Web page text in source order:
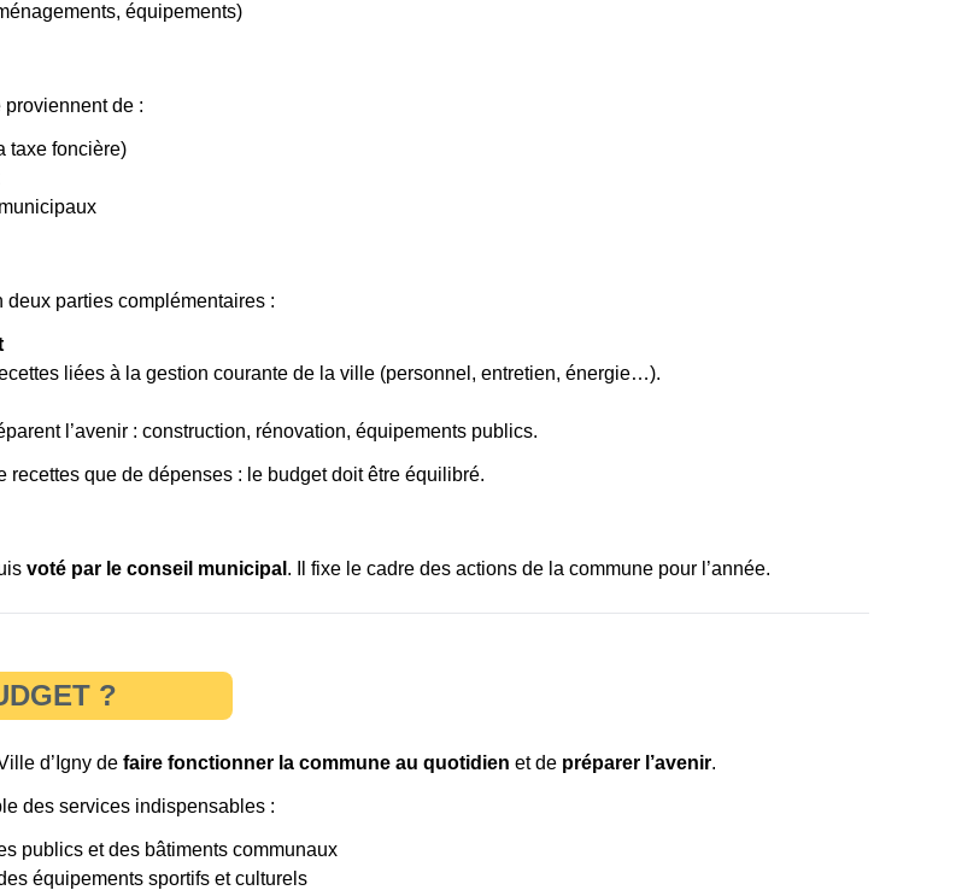
équipements)
de :
taxe foncière)
parties complémentaires :
liées à la gestion courante de la ville (personnel, entretien, énergie…).
l’avenir : construction, rénovation, équipements publics.
recettes que de dépenses : le budget doit être équilibré.
voté par le conseil municipal . Il fixe le cadre des actions de la commune pour l’année.
?
d’Igny de faire fonctionner la commune au quotidien et de préparer l’avenir.
des services indispensables :
publics et des bâtiments communaux
équipements sportifs et culturels